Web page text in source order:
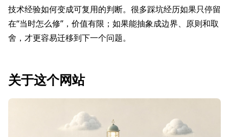
技术经验如何变成可复用的判断。很多踩坑经历如果只停留
在“当时怎么修”，价值有限；如果能抽象成边界、原则和取
舍，才更容易迁移到下一个问题。
关于这个网站